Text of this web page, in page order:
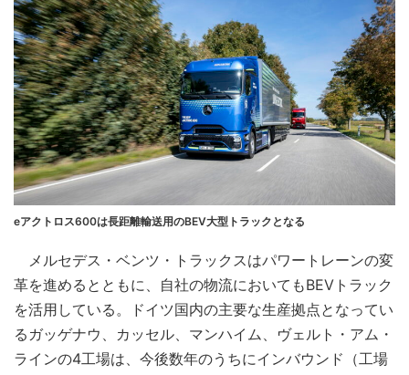
eアクトロス600は長距離輸送用のBEV大型トラックとなる
メルセデス・ベンツ・トラックスはパワートレーンの変
革を進めるとともに、自社の物流においてもBEVトラック
を活用している。ドイツ国内の主要な生産拠点となってい
るガッゲナウ、カッセル、マンハイム、ヴェルト・アム・
ラインの4工場は、今後数年のうちにインバウンド（工場